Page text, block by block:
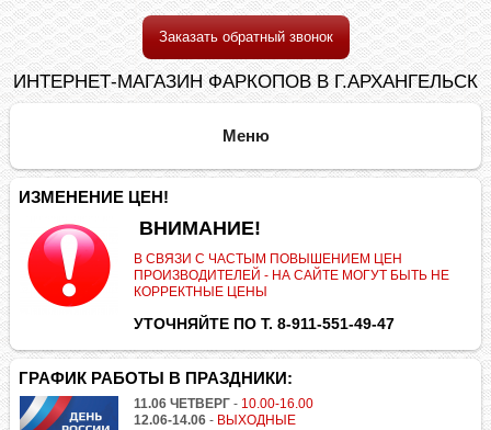
Заказать обратный звонок
ИНТЕРНЕТ-МАГАЗИН ФАРКОПОВ В Г.АРХАНГЕЛЬСК
ИЗМЕНЕНИЕ ЦЕН!
ВНИМАНИЕ!
В СВЯЗИ С ЧАСТЫМ ПОВЫШЕНИЕМ ЦЕН
ПРОИЗВОДИТЕЛЕЙ - НА САЙТЕ МОГУТ БЫТЬ НЕ
КОРРЕКТНЫЕ ЦЕНЫ
УТОЧНЯЙТЕ ПО Т. 8-911-551-49-47
ГРАФИК РАБОТЫ В ПРАЗДНИКИ:
11.06 ЧЕТВЕРГ - 10.00-16.00
12.06-14.06 - ВЫХОДНЫЕ